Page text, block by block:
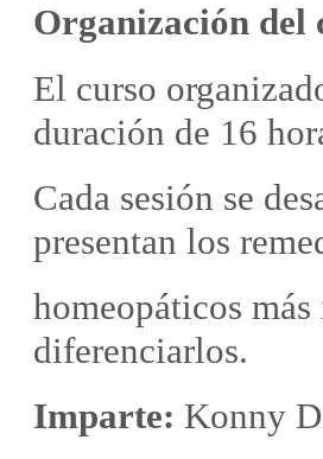
Organización del
El curso
duración de 16
Cada sesión se
presentan los
homeopáticos
diferenciarlos.
Imparte: Konny